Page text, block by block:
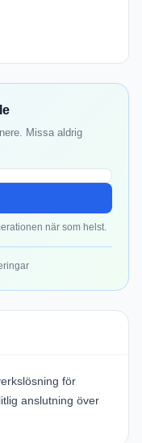
Missa aldrig
när som helst.
för
anslutning över